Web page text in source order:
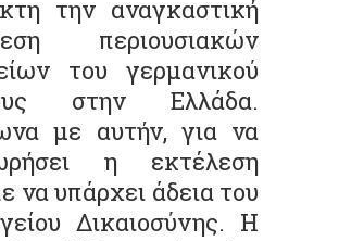
την αναγκαστική
περιουσιακών
του γερμανικού
στην Ελλάδα.
με αυτήν, για να
η εκτέλεση
να υπάρχει άδεια του
Δικαιοσύνης. Η